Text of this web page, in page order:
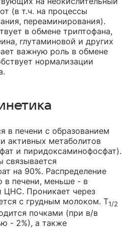
(в т.ч. на процессы
переаминирования).
в обмене триптофана,
глутаминовой и других
важную роль в обмене
нормализации
в печени с образованием
активных метаболитов
и пиридоксаминофосфат).
связывается
на 90%. Распределение
в печени, меньше - в
ЦНС. Проникает через
с грудным молоком. T1/2
почками (при в/в
- 2%), а также